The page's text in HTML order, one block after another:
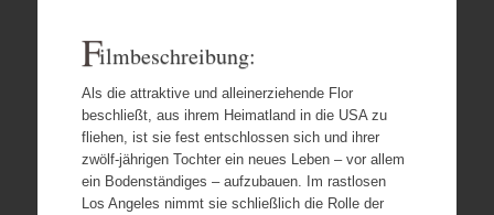
Filmbeschreibung:
Als die attraktive und alleinerziehende Flor
beschließt, aus ihrem Heimatland in die USA zu
fliehen, ist sie fest entschlossen sich und ihrer
zwölf-jährigen Tochter ein neues Leben – vor allem
ein Bodenständiges – aufzubauen. Im rastlosen
Los Angeles nimmt sie schließlich die Rolle der